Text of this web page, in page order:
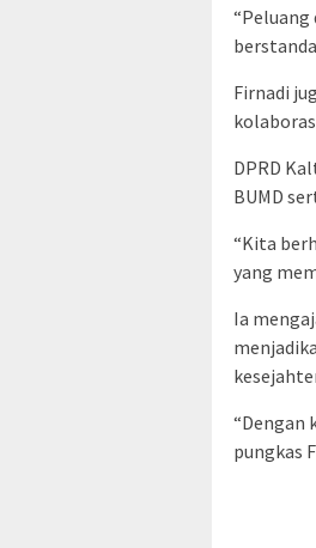
Firnadi
DPRD
BUMD
“Kita
yang
Ia
“Dengan
pungkas